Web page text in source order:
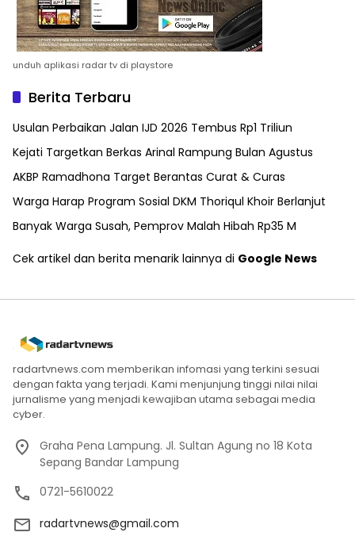
unduh aplikasi radar tv di playstore
Berita Terbaru
Usulan Perbaikan Jalan IJD 2026 Tembus Rp1 Triliun
Kejati Targetkan Berkas Arinal Rampung Bulan Agustus
AKBP Ramadhona Target Berantas Curat & Curas
Warga Harap Program Sosial DKM Thoriqul Khoir Berlanjut
Banyak Warga Susah, Pemprov Malah Hibah Rp35 M
Cek artikel dan berita menarik lainnya di Google News
radartvnews.com memberikan infomasi yang terkini sesuai
dengan fakta yang terjadi. Kami menjunjung tinggi nilai nilai
jurnalisme yang menjadi kewajiban utama sebagai media
cyber.
Graha Pena Lampung. Jl. Sultan Agung no 18 Kota
Sepang Bandar Lampung
0721-5610022
radartvnews@gmail.com